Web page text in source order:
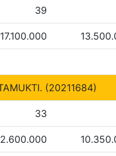
39
17.100.000
(20211684)
33